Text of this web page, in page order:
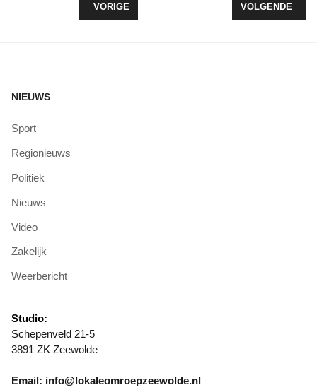
VORIG ARTIKEL: WERKZAAMHEDEN SPIEKWEG
VORIGE VOLGENDE
VOLGENDE
NIEUWS
Sport
Regionieuws
Politiek
Nieuws
Video
Zakelijk
Weerbericht
Studio:
Schepenveld 21-5
3891 ZK Zeewolde
Email: info@lokaleomroepzeewolde.nl